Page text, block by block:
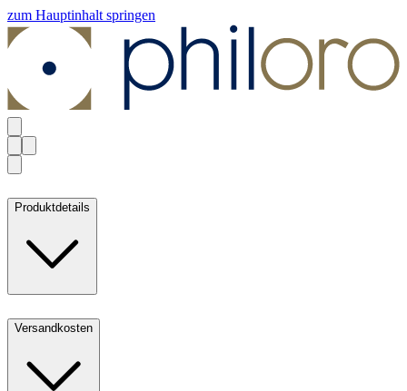
zum Hauptinhalt springen
Produktdetails
Versandkosten